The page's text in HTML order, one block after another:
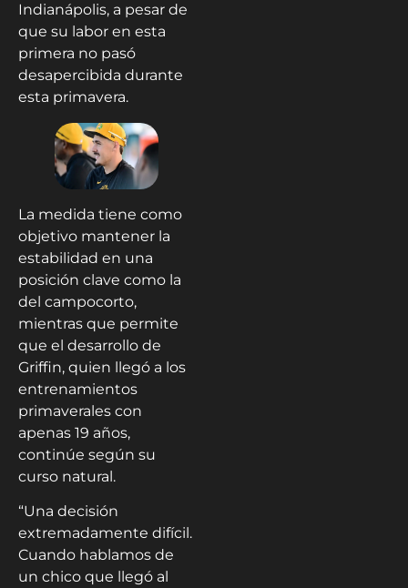
Indianápolis, a pesar de
que su labor en esta
primera no pasó
desapercibida durante
esta primavera.
La medida tiene como
objetivo mantener la
estabilidad en una
posición clave como la
del campocorto,
mientras que permite
que el desarrollo de
Griffin, quien llegó a los
entrenamientos
primaverales con
apenas 19 años,
continúe según su
curso natural.
“Una decisión
extremadamente difícil.
Cuando hablamos de
un chico que llegó al